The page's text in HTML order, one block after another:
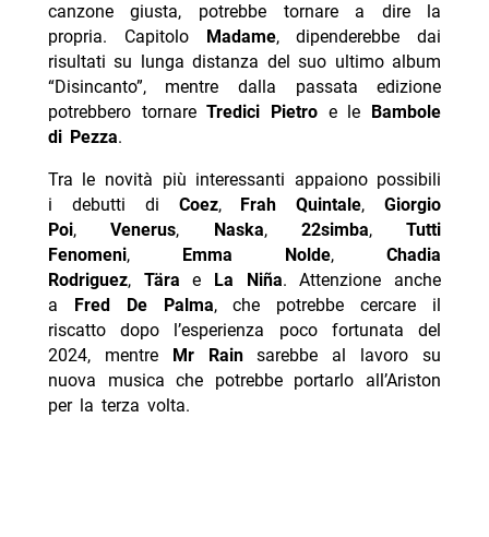
canzone giusta, potrebbe tornare a dire la
propria. Capitolo
Madame, dipenderebbe dai
risultati su lunga distanza del suo ultimo album
“Disincanto”, mentre dalla passata edizione
potrebbero tornareTredici Pietro e le
Bambole
di Pezza.
Tra le novità più interessanti appaiono possibili
i debutti di Coez, Frah Quintale,Giorgio
Poi,Venerus, Naska, 22simba,Tutti
Fenomeni, Emma Nolde,Chadia
Rodriguez, Tära e La Niña. Attenzione anche
a
Fred De Palma, che potrebbe cercare il
riscatto dopo l’esperienza poco fortunata del
2024, mentre
Mr Rainsarebbe al lavoro su
nuova musica che potrebbe portarlo all’Ariston
per la terza volta.